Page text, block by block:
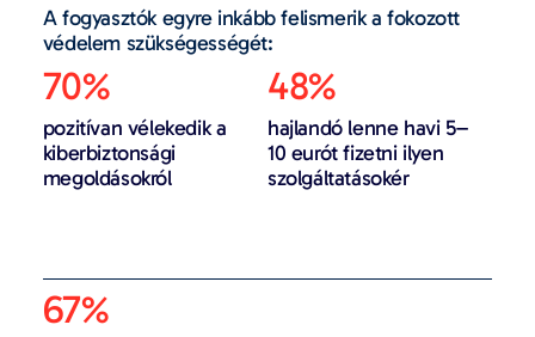
A fogyasztók egyre inkább felismerik a fokozott
védelem szükségességét:
70%
pozitívan vélekedik a
kiberbiztonsági
megoldásokról
48%​
hajlandó lenne havi 5–
10 eurót fizetni ilyen
szolgáltatásokér
67%